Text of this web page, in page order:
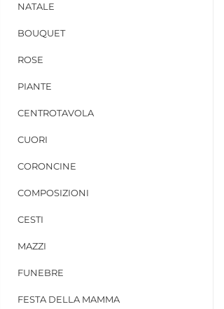
NATALE
BOUQUET
ROSE
PIANTE
CENTROTAVOLA
CUORI
CORONCINE
COMPOSIZIONI
CESTI
MAZZI
FUNEBRE
FESTA DELLA MAMMA